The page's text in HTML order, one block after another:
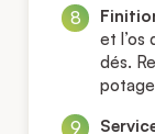
et l’os
dés.